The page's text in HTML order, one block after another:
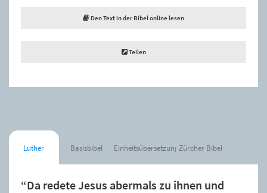
Den Text in der Bibel online lesen
Teilen
Luther Basisbibel Einheitsübersetzung Zürcher Bibel
“Da redete Jesus abermals zu ihnen und